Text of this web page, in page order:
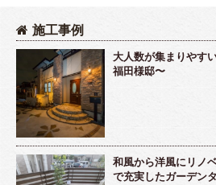
施工事例
大人数が集まりやす
福田様邸〜
和風から洋風にリノ
で充実したガーデン